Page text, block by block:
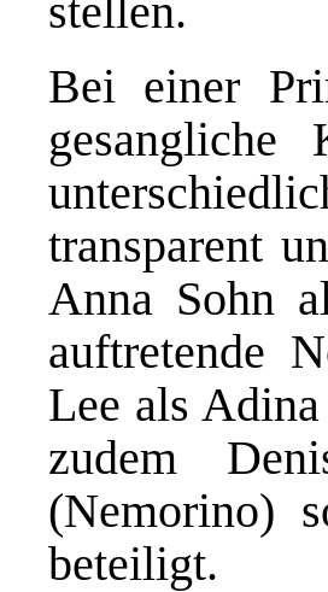
stellen.
Bei einer
transparent
Anna Sohn
auftretende
Lee als
zudem
(Nemorino)
beteiligt.